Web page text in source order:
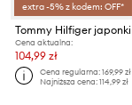
extra -5% z kodem: OFF*
Cena aktualna:
104,99 zł
Cena regularna:169,99 zł
Najniższa cena:114,99 zł